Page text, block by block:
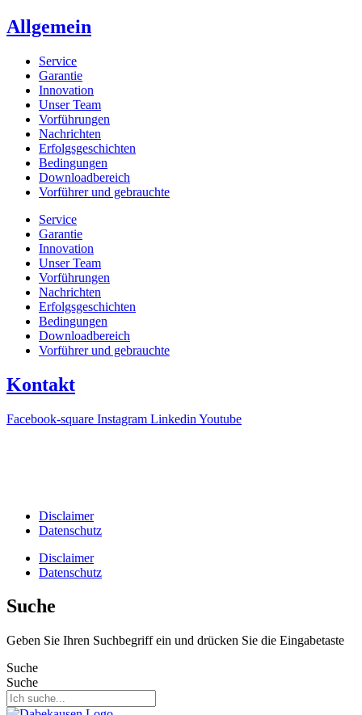
Allgemein
Service
Garantie
Innovation
Unser Team
Vorführungen
Nachrichten
Erfolgsgeschichten
Bedingungen
Downloadbereich
Vorführer und gebrauchte
Service
Garantie
Innovation
Unser Team
Vorführungen
Nachrichten
Erfolgsgeschichten
Bedingungen
Downloadbereich
Vorführer und gebrauchte
Kontakt
Facebook-square Instagram Linkedin Youtube
Disclaimer
Datenschutz
Disclaimer
Datenschutz
Suche
Geben Sie Ihren Suchbegriff ein und drücken Sie die Eingabetaste
Suche
Suche